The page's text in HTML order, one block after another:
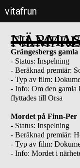
vitafrun
Grängesbergs
- Status: Inspelning
- Beräknad premiär:
- Typ av film:
- Info: Om den gamla
flyttades till Orsa
Mordet på Finn-Per
- Status: Inspelning
- Beräknad premiär:
- Typ av film:
- Info: Mordet i